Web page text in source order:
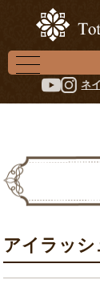
ネ
アイラッ